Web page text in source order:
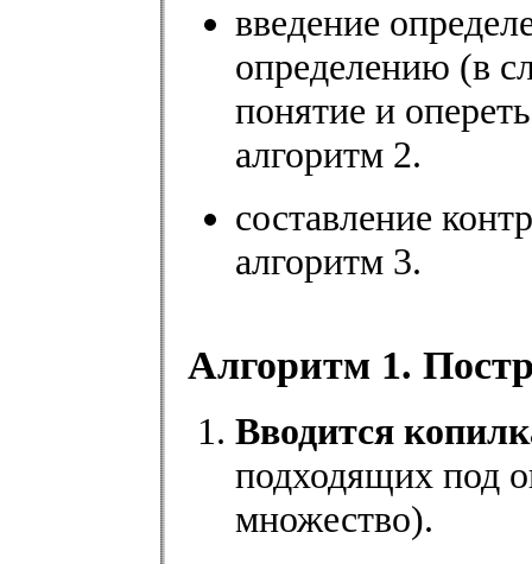
введение
определению (в
понятие и
алгоритм 2.
составление
алгоритм 3.
Алгоритм 1.
Вводится
подходящих под
множество).